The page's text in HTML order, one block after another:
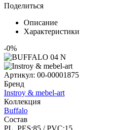
Поделиться
Описание
Характеристики
-0%
Артикул: 00-00001875
Бренд
Instroy & mebel-art
Коллекция
Buffalo
Состав
PL, PES:85 / PVC:15